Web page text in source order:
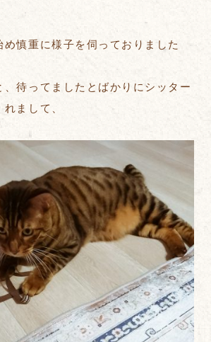
め慎重に様子を伺っておりました
、待ってましたとばかりにシッター
まして、